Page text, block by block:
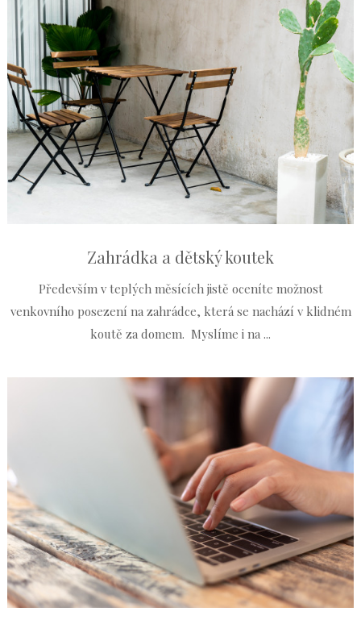
Zahrádka a dětský koutek
Především v teplých měsících jistě oceníte možnost
venkovního posezení na zahrádce, která se nachází v klidném
koutě za domem. Myslíme i na ...